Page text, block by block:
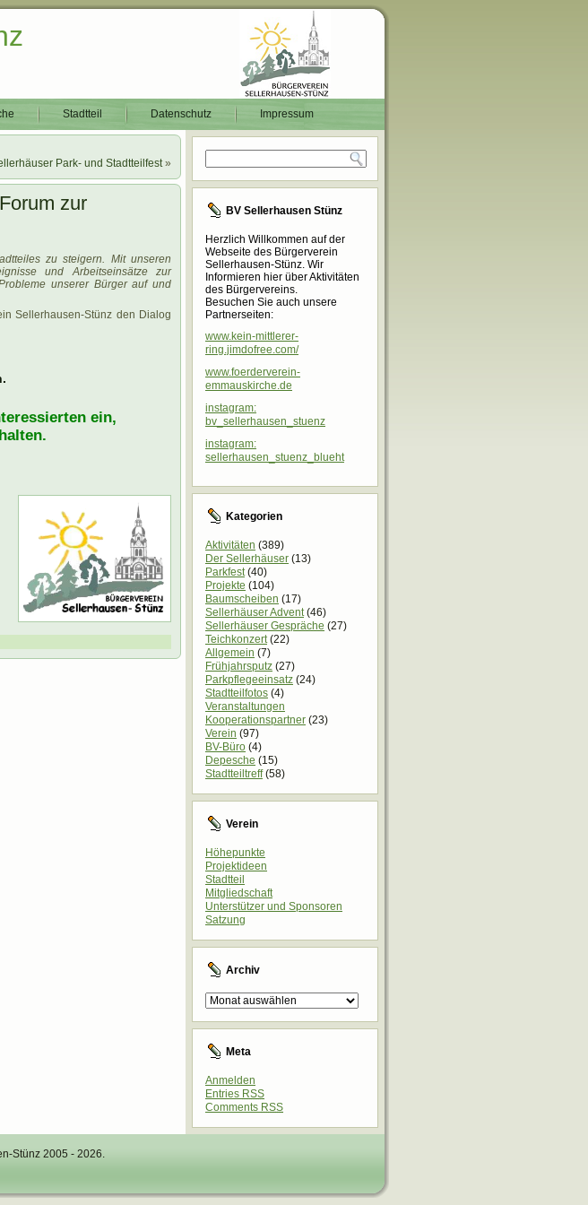
Stadtteil Datenschutz Impressum
Park- und Stadtteilfest»
zur
zu steigern. Mit unseren
und Arbeitseinsätze zur
unserer Bürger auf und
Sellerhausen-Stünz den Dialog
ein,
BV Sellerhausen Stünz
Herzlich Willkommen auf der
Webseite des Bürgerverein
Sellerhausen-Stünz. Wir
Informieren hier über Aktivitäten
des Bürgervereins.
Besuchen Sie auch unsere
Partnerseiten:
www.kein-mittlerer-
ring.jimdofree.com/
www.foerderverein-
emmauskirche.de
instagram:
bv_sellerhausen_stuenz
instagram:
sellerhausen_stuenz_blueht
Kategorien
Aktivitäten (389)
Der Sellerhäuser (13)
Parkfest(40)
Projekte (104)
Baumscheiben (17)
Sellerhäuser Advent(46)
Sellerhäuser Gespräche (27)
Teichkonzert(22)
Allgemein (7)
Frühjahrsputz (27)
Parkpflegeeinsatz (24)
Stadtteilfotos (4)
Veranstaltungen
Kooperationspartner (23)
Verein (97)
BV-Büro (4)
Depesche (15)
Stadtteiltreff(58)
Verein
Höhepunkte
Projektideen
Stadtteil
Mitgliedschaft
Unterstützer und Sponsoren
Satzung
Archiv
Archiv
Meta
Anmelden
Entries RSS
Comments RSS
Stünz 2005 - 2026.